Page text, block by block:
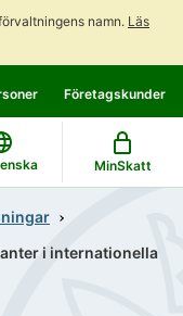
namn. Läs
Företagskunder
MinSkatt
i internationella